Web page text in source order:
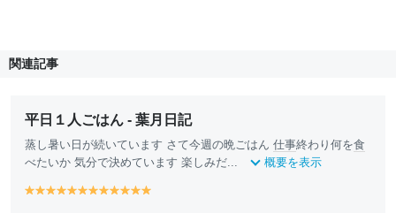
関連記事
平日１人ごはん - 葉月日記
蒸し暑い日が続いています さて今週の晩ごはん 仕事終わり何を食
べたいか 気分で決めています 楽しみだ...
概要を表示
y y y y y y y y y y y